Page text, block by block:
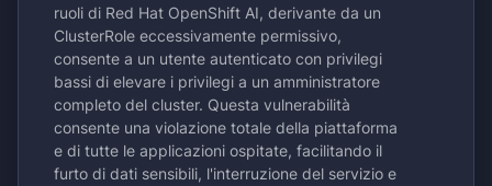
ruoli di Red Hat OpenShift AI, derivante da un
ClusterRole eccessivamente permissivo,
consente a un utente autenticato con privilegi
bassi di elevare i privilegi a un amministratore
completo del cluster. Questa vulnerabilità
consente una violazione totale della piattaforma
e di tutte le applicazioni ospitate, facilitando il
furto di dati sensibili, l'interruzione del servizio e